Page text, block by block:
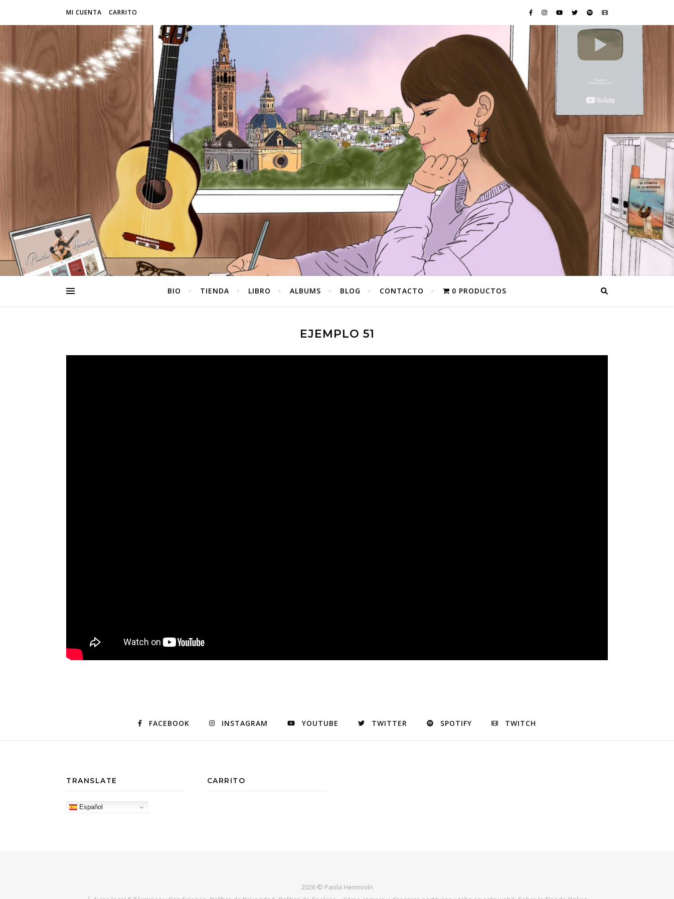
MI CUENTA CARRITO
BIO TIENDA LIBRO ALBUMS BLOG CONTACTO 0 PRODUCTOS
EJEMPLO 51
FACEBOOK INSTAGRAM YOUTUBE TWITTER SPOTIFY TWITCH
TRANSLATE
Español
CARRITO
2026 © Paola Hermosín